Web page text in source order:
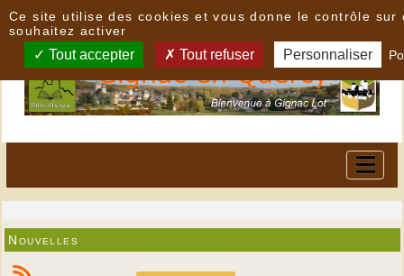
Nouvelles
Ce site utilise des cookies et vous donne le contrôle sur
souhaitez activer
Tout accepter Tout refuser Personnaliser